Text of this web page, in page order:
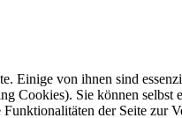
Einige von ihnen sind
Cookies). Sie können selbst
der Seite zur